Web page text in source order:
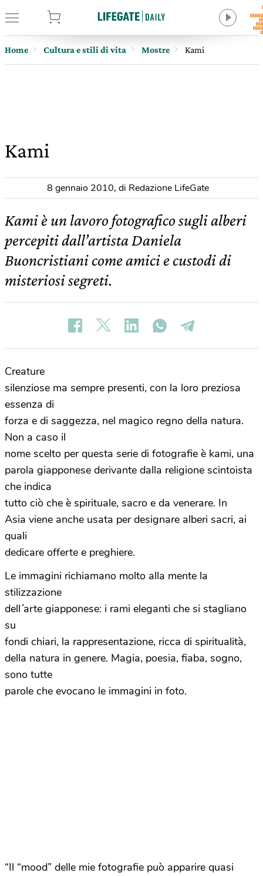
Home Cultura e stili di vita Mostre Kami
Kami
8 gennaio 2010, di Redazione LifeGate
Kami è un lavoro fotografico sugli alberi
percepiti dall’artista Daniela
Buoncristiani come amici e custodi di
misteriosi segreti.
Creature
silenziose ma sempre presenti, con la loro preziosa
essenza di
forza e di saggezza, nel magico regno della natura.
Non a caso il
nome scelto per questa serie di fotografie è kami, una
parola giapponese derivante dalla religione scintoista
che indica
tutto ciò che è spirituale, sacro e da venerare. In
Asia viene anche usata per designare alberi sacri, ai
quali
dedicare offerte e preghiere.
Le immagini richiamano molto alla mente la
stilizzazione
dell´arte giapponese: i rami eleganti che si stagliano
su
fondi chiari, la rappresentazione, ricca di spiritualità,
della natura in genere. Magia, poesia, fiaba, sogno,
sono tutte
parole che evocano le immagini in foto.
“Il “mood” delle mie fotografie può apparire quasi